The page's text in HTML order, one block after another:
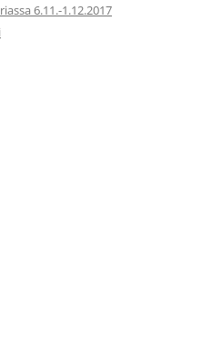
6.11.-1.12.2017